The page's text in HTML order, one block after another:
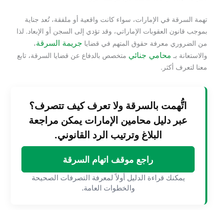
تهمة السرقة في الإمارات، سواء كانت واقعية أو ملفقة، تُعد جناية
بموجب قانون العقوبات الإماراتي، وقد تؤدي إلى السجن أو الإبعاد. لذا
من الضروري معرفة حقوق المتهم في قضايا جريمة السرقة،
والاستعانة بـ محامي جنائي متخصص بالدفاع عن قضايا السرقة، تابع
معنا لتعرف أكثر.
اتُّهمت بالسرقة ولا تعرف كيف تتصرف؟
عبر دليل محامين الإمارات يمكن مراجعة
البلاغ وترتيب الرد القانوني.
راجع موقف اتهام السرقة
يمكنك قراءة الدليل أولاً لمعرفة التصرفات الصحيحة
والخطوات العامة.